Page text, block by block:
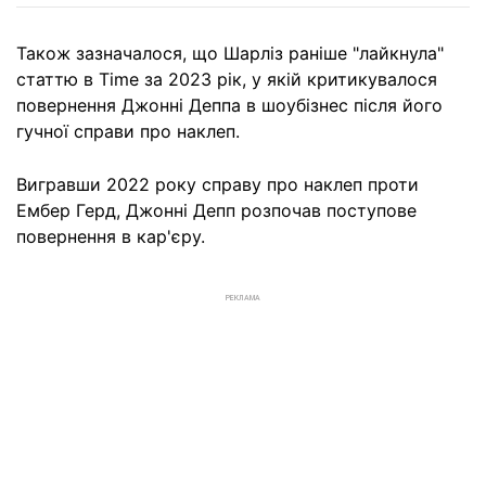
Також зазначалося, що Шарліз раніше "лайкнула"
статтю в Time за 2023 рік, у якій критикувалося
повернення Джонні Деппа в шоубізнес після його
гучної справи про наклеп.
Вигравши 2022 року справу про наклеп проти
Ембер Герд, Джонні Депп розпочав поступове
повернення в кар'єру.
РЕКЛАМА